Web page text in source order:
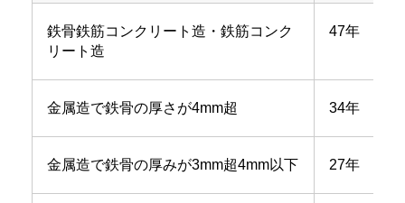
鉄骨鉄筋コンクリート造・鉄筋コンク
リート造
47年
金属造で鉄骨の厚さが4mm超 34年
金属造で鉄骨の厚みが3mm超4mm以下 27年